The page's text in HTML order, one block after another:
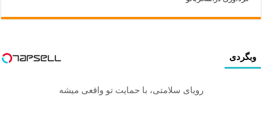
وبگردی
رویای سلامتی، با حمایت تو واقعی میشه